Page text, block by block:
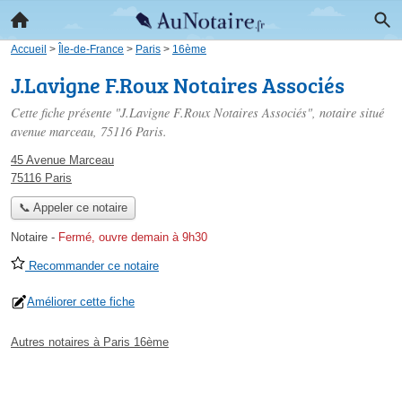
Accueil > Île-de-France > Paris > 16ème
J.Lavigne F.Roux Notaires Associés
Cette fiche présente "J.Lavigne F.Roux Notaires Associés", notaire situé
avenue marceau, 75116 Paris.
45 Avenue Marceau
75116 Paris
📞 Appeler ce notaire
Notaire - Fermé, ouvre demain à 9h30
Recommander ce notaire
Améliorer cette fiche
Autres notaires à Paris 16ème